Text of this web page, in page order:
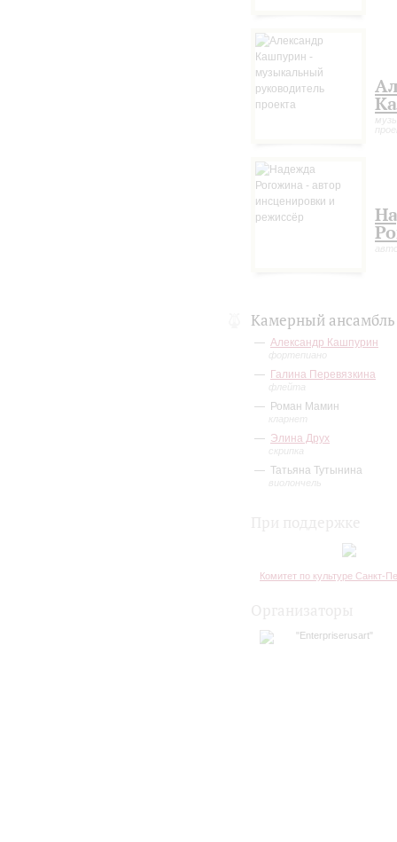
Камерный ансамбль
Александр Кашпурин
фортепиано
Галина Перевязкина
флейта
Роман Мамин
кларнет
Элина Друх
скрипка
Татьяна Тутынина
виолончель
Комитет по культуре Санкт-
"Enterpriserusart"